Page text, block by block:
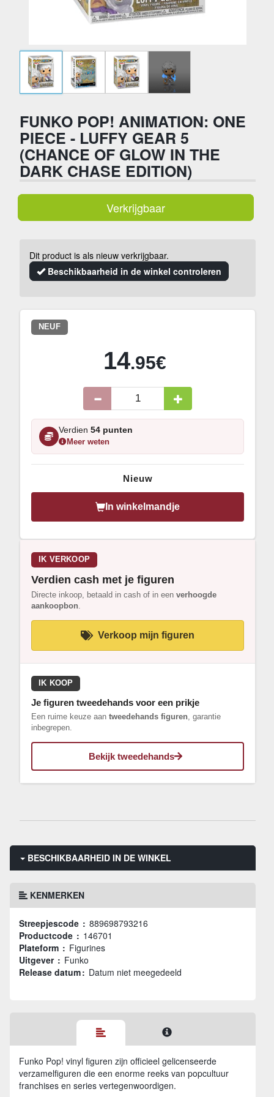
FUNKO POP! ANIMATION: ONE
PIECE - LUFFY GEAR 5
(CHANCE OF GLOW IN THE
DARK CHASE EDITION)
Verkrijgbaar
Dit product is als nieuw verkrijgbaar.
Beschikbaarheid in de winkel controleren
NEUF
14.95€
Verdien 54 punten
Meer weten
Nieuw
In winkelmandje
IK VERKOOP
Verdien cash met je figuren
Directe inkoop, betaald in cash of in een verhoogde
aankoopbon.
Verkoop mijn figuren
IK KOOP
Je figuren tweedehands voor een prikje
Een ruime keuze aan tweedehands figuren, garantie
inbegrepen.
Bekijk tweedehands
BESCHIKBAARHEID IN DE WINKEL
KENMERKEN
Streepjescode : 889698793216
Productcode : 146701
Plateform : Figurines
Uitgever : Funko
Release datum : Datum niet meegedeeld
Funko Pop! vinyl figuren zijn officieel gelicenseerde
verzamelfiguren die een enorme reeks van popcultuur
franchises en series vertegenwoordigen.